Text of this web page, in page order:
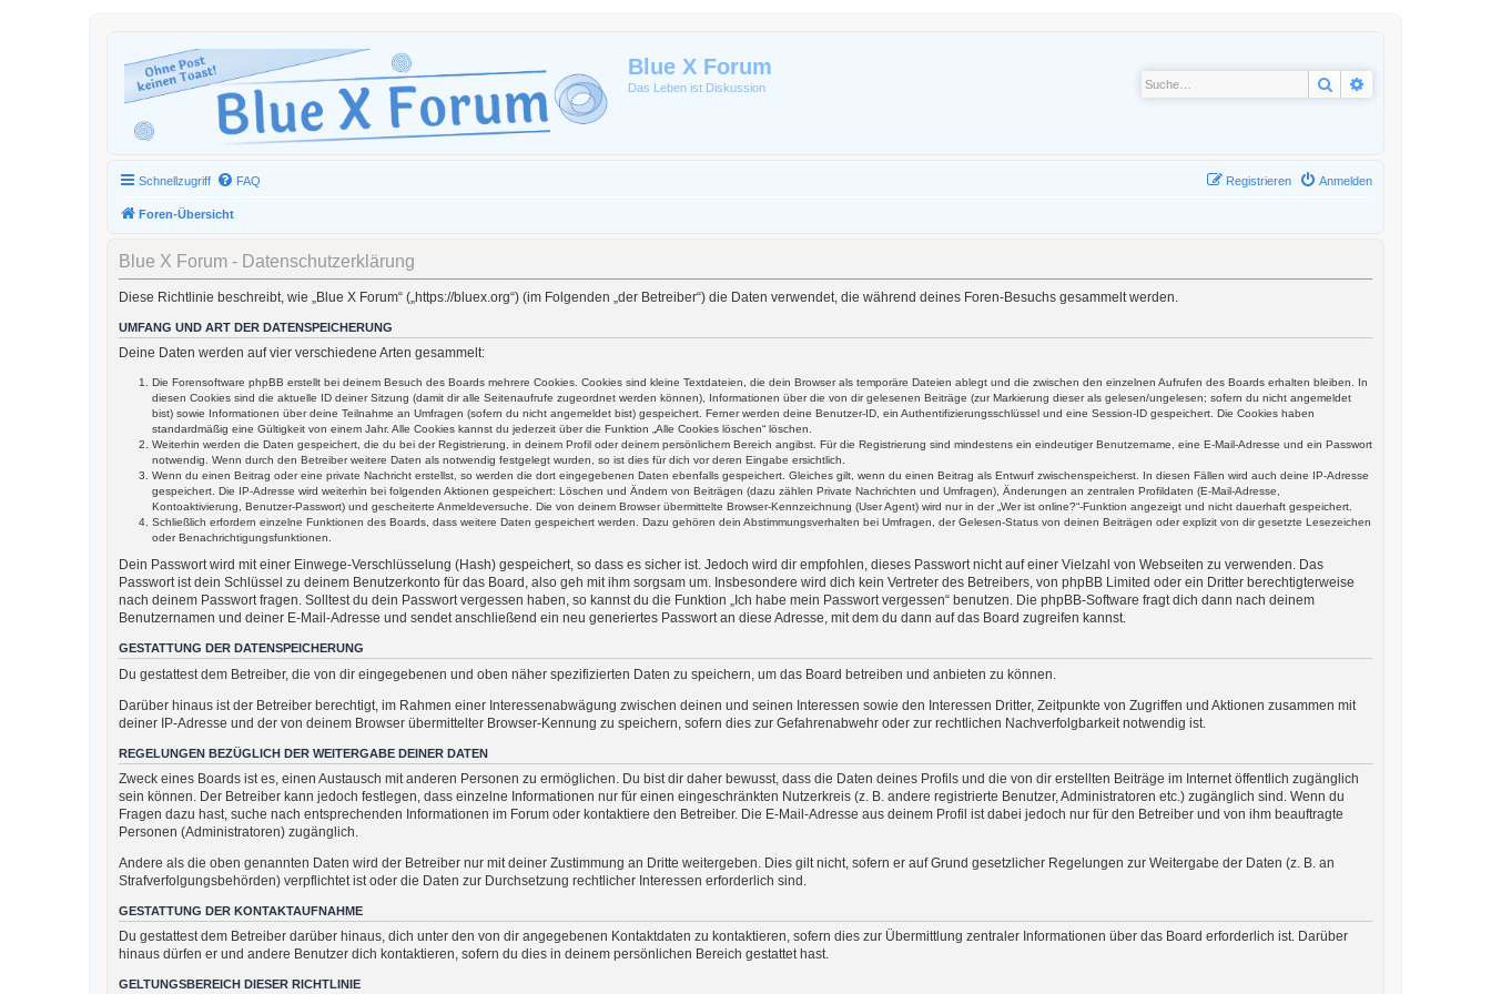
Blue X Forum
Das Leben ist Diskussion Suche
Schnellzugriff FAQ Anmelden
Registrieren
Foren-Übersicht
Blue X Forum - Datenschutzerklärung
Diese Richtlinie beschreibt, wie „Blue X Forum“ („https://bluex.org“) (im Folgenden „der Betreiber“) die Daten verwendet, die während deines Foren-Besuchs gesammelt werden.
UMFANG UND ART DER DATENSPEICHERUNG
Deine Daten werden auf vier verschiedene Arten gesammelt:
Die Forensoftware phpBB erstellt bei deinem Besuch des Boards mehrere Cookies. Cookies sind kleine Textdateien, die dein Browser als temporäre Dateien ablegt und die zwischen den einzelnen Aufrufen des Boards erhalten bleiben. In
diesen Cookies sind die aktuelle ID deiner Sitzung (damit dir alle Seitenaufrufe zugeordnet werden können), Informationen über die von dir gelesenen Beiträge (zur Markierung dieser als gelesen/ungelesen; sofern du nicht angemeldet
bist) sowie Informationen über deine Teilnahme an Umfragen (sofern du nicht angemeldet bist) gespeichert. Ferner werden deine Benutzer-ID, ein Authentifizierungsschlüssel und eine Session-ID gespeichert. Die Cookies haben
standardmäßig eine Gültigkeit von einem Jahr. Alle Cookies kannst du jederzeit über die Funktion „Alle Cookies löschen“ löschen.
Weiterhin werden die Daten gespeichert, die du bei der Registrierung, in deinem Profil oder deinem persönlichem Bereich angibst. Für die Registrierung sind mindestens ein eindeutiger Benutzername, eine E-Mail-Adresse und ein Passwort
notwendig. Wenn durch den Betreiber weitere Daten als notwendig festgelegt wurden, so ist dies für dich vor deren Eingabe ersichtlich.
Wenn du einen Beitrag oder eine private Nachricht erstellst, so werden die dort eingegebenen Daten ebenfalls gespeichert. Gleiches gilt, wenn du einen Beitrag als Entwurf zwischenspeicherst. In diesen Fällen wird auch deine IP-Adresse
gespeichert. Die IP-Adresse wird weiterhin bei folgenden Aktionen gespeichert: Löschen und Ändern von Beiträgen (dazu zählen Private Nachrichten und Umfragen), Änderungen an zentralen Profildaten (E-Mail-Adresse,
Kontoaktivierung, Benutzer-Passwort) und gescheiterte Anmeldeversuche. Die von deinem Browser übermittelte Browser-Kennzeichnung (User Agent) wird nur in der „Wer ist online?“-Funktion angezeigt und nicht dauerhaft gespeichert.
Schließlich erfordern einzelne Funktionen des Boards, dass weitere Daten gespeichert werden. Dazu gehören dein Abstimmungsverhalten bei Umfragen, der Gelesen-Status von deinen Beiträgen oder explizit von dir gesetzte Lesezeichen
oder Benachrichtigungsfunktionen.
Dein Passwort wird mit einer Einwege-Verschlüsselung (Hash) gespeichert, so dass es sicher ist. Jedoch wird dir empfohlen, dieses Passwort nicht auf einer Vielzahl von Webseiten zu verwenden. Das
Passwort ist dein Schlüssel zu deinem Benutzerkonto für das Board, also geh mit ihm sorgsam um. Insbesondere wird dich kein Vertreter des Betreibers, von phpBB Limited oder ein Dritter berechtigterweise
nach deinem Passwort fragen. Solltest du dein Passwort vergessen haben, so kannst du die Funktion „Ich habe mein Passwort vergessen“ benutzen. Die phpBB-Software fragt dich dann nach deinem
Benutzernamen und deiner E-Mail-Adresse und sendet anschließend ein neu generiertes Passwort an diese Adresse, mit dem du dann auf das Board zugreifen kannst.
GESTATTUNG DER DATENSPEICHERUNG
Du gestattest dem Betreiber, die von dir eingegebenen und oben näher spezifizierten Daten zu speichern, um das Board betreiben und anbieten zu können.
Darüber hinaus ist der Betreiber berechtigt, im Rahmen einer Interessenabwägung zwischen deinen und seinen Interessen sowie den Interessen Dritter, Zeitpunkte von Zugriffen und Aktionen zusammen mit
deiner IP-Adresse und der von deinem Browser übermittelter Browser-Kennung zu speichern, sofern dies zur Gefahrenabwehr oder zur rechtlichen Nachverfolgbarkeit notwendig ist.
REGELUNGEN BEZÜGLICH DER WEITERGABE DEINER DATEN
Zweck eines Boards ist es, einen Austausch mit anderen Personen zu ermöglichen. Du bist dir daher bewusst, dass die Daten deines Profils und die von dir erstellten Beiträge im Internet öffentlich zugänglich
sein können. Der Betreiber kann jedoch festlegen, dass einzelne Informationen nur für einen eingeschränkten Nutzerkreis (z. B. andere registrierte Benutzer, Administratoren etc.) zugänglich sind. Wenn du
Fragen dazu hast, suche nach entsprechenden Informationen im Forum oder kontaktiere den Betreiber. Die E-Mail-Adresse aus deinem Profil ist dabei jedoch nur für den Betreiber und von ihm beauftragte
Personen (Administratoren) zugänglich.
Andere als die oben genannten Daten wird der Betreiber nur mit deiner Zustimmung an Dritte weitergeben. Dies gilt nicht, sofern er auf Grund gesetzlicher Regelungen zur Weitergabe der Daten (z. B. an
Strafverfolgungsbehörden) verpflichtet ist oder die Daten zur Durchsetzung rechtlicher Interessen erforderlich sind.
GESTATTUNG DER KONTAKTAUFNAHME
Du gestattest dem Betreiber darüber hinaus, dich unter den von dir angegebenen Kontaktdaten zu kontaktieren, sofern dies zur Übermittlung zentraler Informationen über das Board erforderlich ist. Darüber
hinaus dürfen er und andere Benutzer dich kontaktieren, sofern du dies in deinem persönlichen Bereich gestattet hast.
GELTUNGSBEREICH DIESER RICHTLINIE